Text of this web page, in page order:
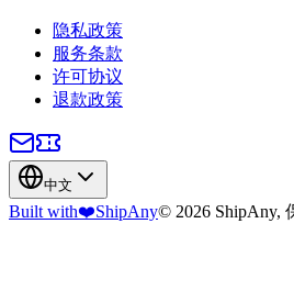
隐私政策
服务条款
许可协议
退款政策
中文
Built with❤️ShipAny© 2026 ShipAny,